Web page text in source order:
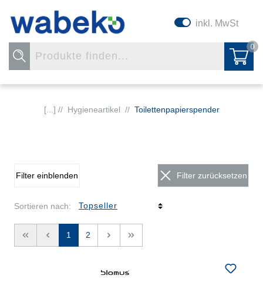
inkl. MwSt
0
[...] // Hygieneartikel // Toilettenpapierspender
Filter einblenden Filter zurücksetzen
Sortieren nach:
<< < 1 2 > >>